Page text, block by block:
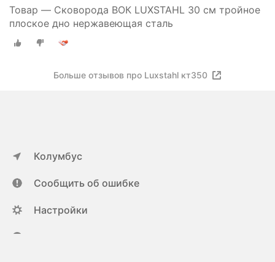
Товар — Сковорода ВОК LUXSTAHL 30 см тройное
плоское дно нержавеющая сталь
Больше отзывов про Luxstahl кт350
Колумбус
Сообщить об ошибке
Настройки